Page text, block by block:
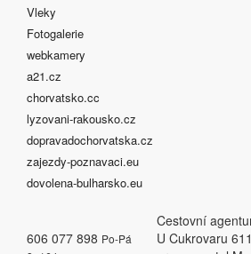
Vleky
Fotogalerie
webkamery
a21.cz
chorvatsko.cc
lyzovani-rakousko.cz
dopravadochorvatska.cz
zajezdy-poznavaci.eu
dovolena-bulharsko.eu
606 077 898 Po-Pá
Cestovní
U Cukrovaru